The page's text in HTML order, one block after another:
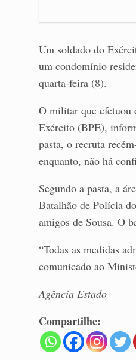
Um soldado do
um condomínio
quarta-feira (8).
O militar que efetuou
Exército (BPE),
pasta, o recruta
enquanto, não há
Segundo a pasta, a
Batalhão de Polícia
amigos de Sousa. O
“Todas as medidas
comunicado ao
Agência Estado
Compartilhe: